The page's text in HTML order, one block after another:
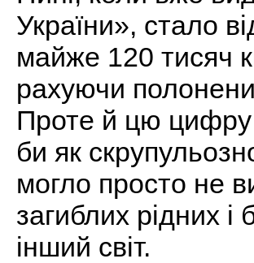
України», стало
майже 120 тисяч
рахуючи
Проте й цю цифру
би як
могло просто не
загиблих рідних
інший світ.